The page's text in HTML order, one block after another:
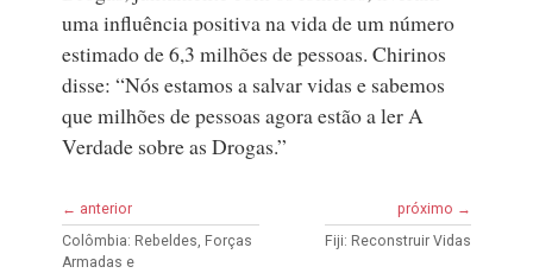
uma influência positiva na vida de um número
estimado de 6,3 milhões de pessoas. Chirinos
disse: “Nós estamos a salvar vidas e sabemos
que milhões de pessoas agora estão a ler A
Verdade sobre as Drogas.”
← anterior
Colômbia: Rebeldes, Forças
Armadas e
próximo →
Fiji: Reconstruir Vidas